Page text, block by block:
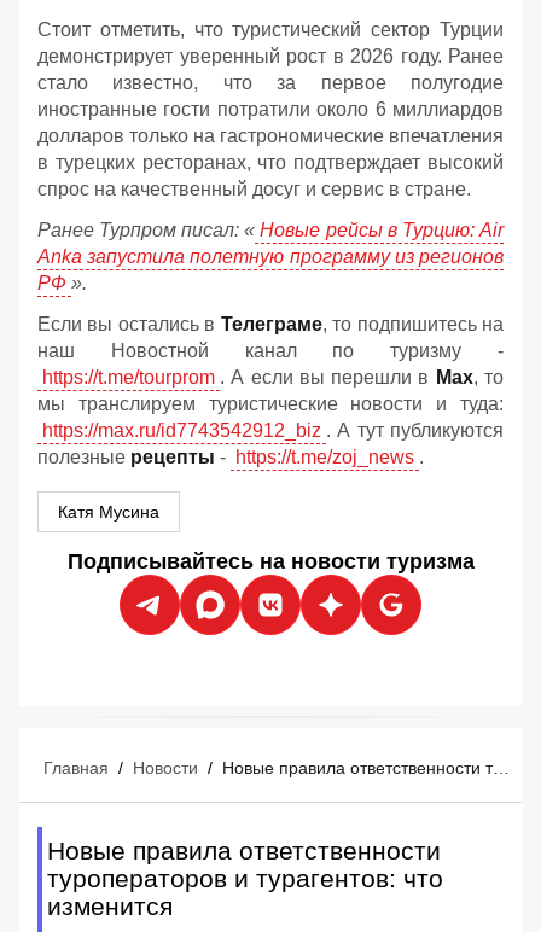
Стоит отметить, что туристический сектор Турции
демонстрирует уверенный рост в 2026 году. Ранее
стало известно, что за первое полугодие
иностранные гости потратили около 6 миллиардов
долларов только на гастрономические впечатления
в турецких ресторанах, что подтверждает высокий
спрос на качественный досуг и сервис в стране.
Ранее Турпром писал: « Новые рейсы в Турцию: Air
Anka запустила полетную программу из регионов
РФ ».
Если вы остались в Телеграме, то подпишитесь на
наш Новостной канал по туризму -
https://t.me/tourprom . А если вы перешли в Мах, то
мы транслируем туристические новости и туда:
https://max.ru/id7743542912_biz . А тут публикуются
полезные рецепты - https://t.me/zoj_news .
Катя Мусина
Подписывайтесь на новости туризма
Главная / Новости / Новые правила ответственности туроператоров и турагентов: что изменится
Новые правила ответственности
туроператоров и турагентов: что
изменится